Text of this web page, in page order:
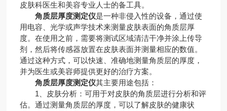
皮肤科医生和美容专业人士的备工具。
角质层厚度测定仪是一种非侵入性的设备，通过使
用电容、光学或声学技术来测量皮肤表面的角质层厚
度。在使用之前，需要将测试区域清洁干净并涂上传导
剂，然后将传感器放置在皮肤表面并测量相应的数值。
通过这种方式，可以快速、准确地测量角质层的厚度，
并为医生或美容师提供更好的治疗方案。
角质层厚度测定仪其主要用途包括：
1、皮肤分析：可用于对皮肤的角质层进行分析和评
估。通过测量角质层的厚度，可以了解皮肤的健康状